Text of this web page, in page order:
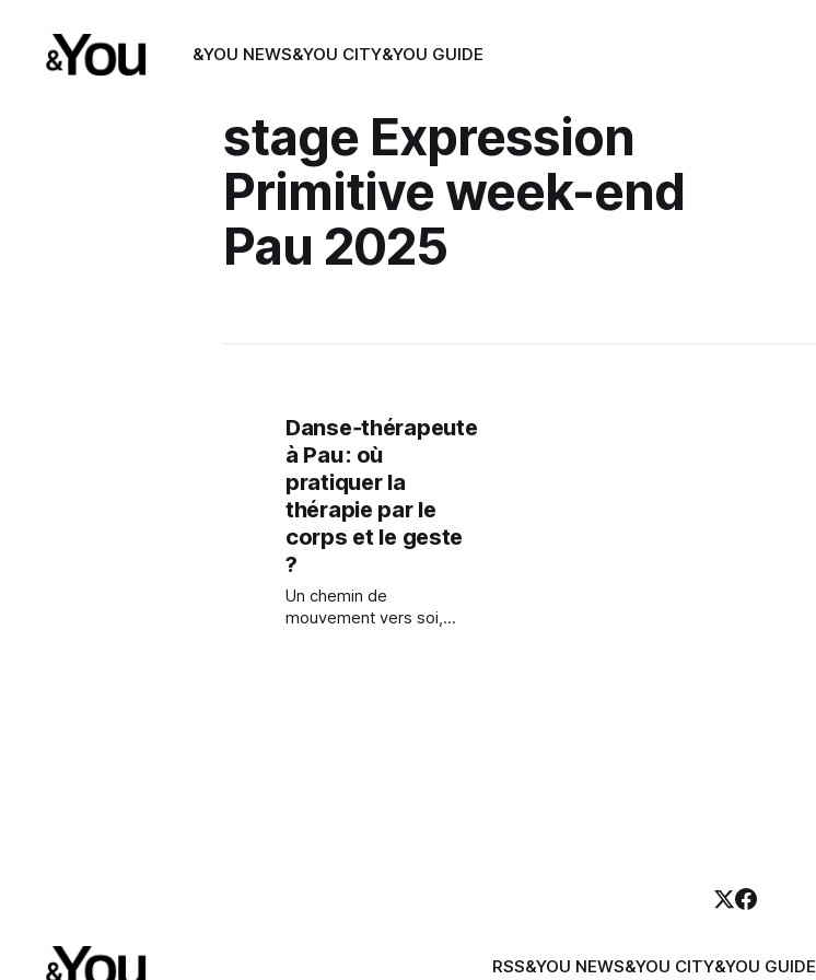
&YOU NEWS&YOU CITY&YOU GUIDE
stage Expression
Primitive week-end
Pau 2025
Danse‑thérapeute
à Pau : où
pratiquer la
thérapie par le
corps et le geste
?
Un chemin de
mouvement vers soi,
RSS&YOU NEWS&YOU CITY&YOU GUIDE